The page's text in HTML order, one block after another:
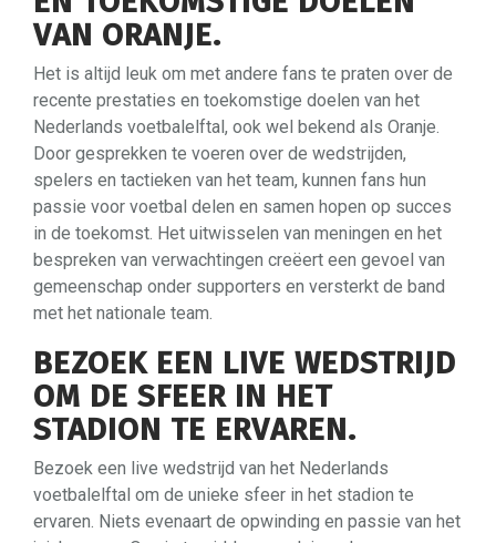
VAN ORANJE.
Het is altijd leuk om met andere fans te praten over de
recente prestaties en toekomstige doelen van het
Nederlands voetbalelftal, ook wel bekend als Oranje.
Door gesprekken te voeren over de wedstrijden,
spelers en tactieken van het team, kunnen fans hun
passie voor voetbal delen en samen hopen op succes
in de toekomst. Het uitwisselen van meningen en het
bespreken van verwachtingen creëert een gevoel van
gemeenschap onder supporters en versterkt de band
met het nationale team.
BEZOEK EEN LIVE WEDSTRIJD
OM DE SFEER IN HET
STADION TE ERVAREN.
Bezoek een live wedstrijd van het Nederlands
voetbalelftal om de unieke sfeer in het stadion te
ervaren. Niets evenaart de opwinding en passie van het